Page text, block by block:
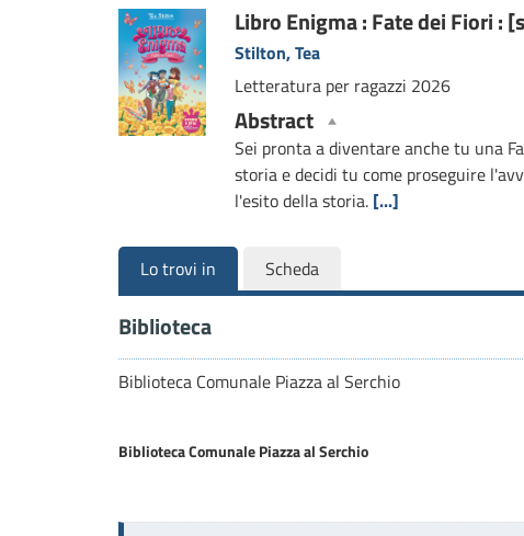
Dettaglio
del
documento
Libro Enigma : Fate dei Fiori :
Stilton, Tea
Letteratura per ragazzi 2026
Abstract
Sei pronta a diventare anche tu una
storia e decidi tu come proseguire
l'esito della storia. [...]
Lo trovi in Scheda
Biblioteca
Biblioteca Comunale Piazza al Serchio
Biblioteca Comunale Piazza al Serchio